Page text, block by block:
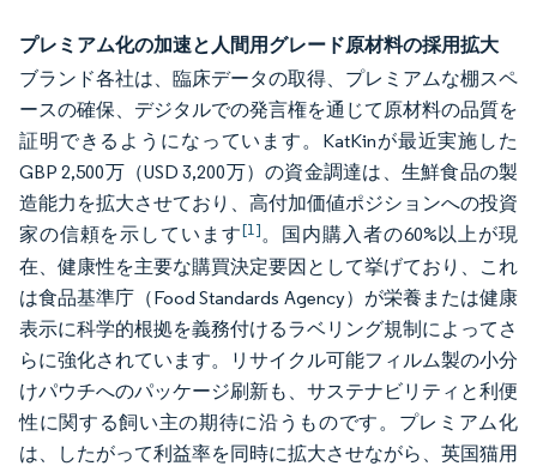
プレミアム化の加速と人間用グレード原材料の採用拡大
ブランド各社は、臨床データの取得、プレミアムな棚スペ
ースの確保、デジタルでの発言権を通じて原材料の品質を
証明できるようになっています。KatKinが最近実施した
GBP 2,500万（USD 3,200万）の資金調達は、生鮮食品の製
造能力を拡大させており、高付加価値ポジションへの投資
家の信頼を示しています[1]。国内購入者の60%以上が現
在、健康性を主要な購買決定要因として挙げており、これ
は食品基準庁（Food Standards Agency）が栄養または健康
表示に科学的根拠を義務付けるラベリング規制によってさ
らに強化されています。リサイクル可能フィルム製の小分
けパウチへのパッケージ刷新も、サステナビリティと利便
性に関する飼い主の期待に沿うものです。プレミアム化
は、したがって利益率を同時に拡大させながら、英国猫用